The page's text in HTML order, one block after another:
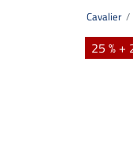
Cavalier
25 % +